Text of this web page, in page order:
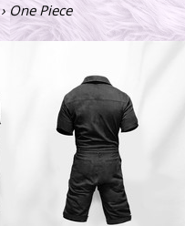
› One Piece